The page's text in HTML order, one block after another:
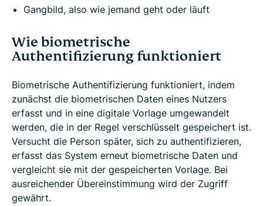
Gangbild, also wie jemand geht oder läuft
Wie biometrische
Authentifizierung funktioniert
Biometrische Authentifizierung funktioniert, indem
zunächst die biometrischen Daten eines Nutzers
erfasst und in eine digitale Vorlage umgewandelt
werden, die in der Regel verschlüsselt gespeichert ist.
Versucht die Person später, sich zu authentifizieren,
erfasst das System erneut biometrische Daten und
vergleicht sie mit der gespeicherten Vorlage. Bei
ausreichender Übereinstimmung wird der Zugriff
gewährt.